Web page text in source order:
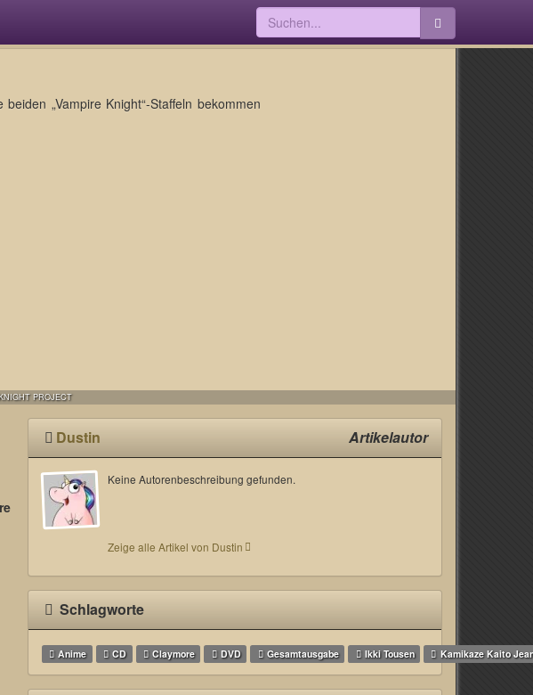
„Vampire Knight“-Staffeln bekommen
PROJECT
Dustin Artikelautor
Keine Autorenbeschreibung gefunden.
Zeige alle Artikel von Dustin
Schlagworte
Anime CD Claymore DVD Gesamtausgabe Ikki Tousen Kamikaze Kaito